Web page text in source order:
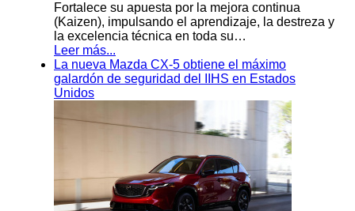
Fortalece su apuesta por la mejora continua
(Kaizen), impulsando el aprendizaje, la destreza y
la excelencia técnica en toda su…
Leer más...
La nueva Mazda CX-5 obtiene el máximo
galardón de seguridad del IIHS en Estados
Unidos